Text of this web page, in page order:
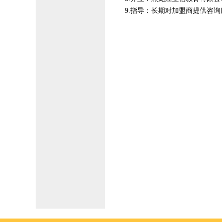
9.指导：长期对加盟商提供咨询